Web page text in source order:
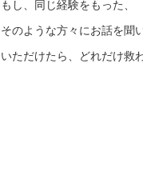
もし、同じ経験をもった、
そのような方々にお話を聞
いただけたら、どれだけ救